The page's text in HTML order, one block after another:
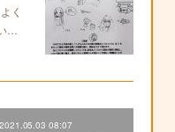
く
…
2021.05.03 08:07